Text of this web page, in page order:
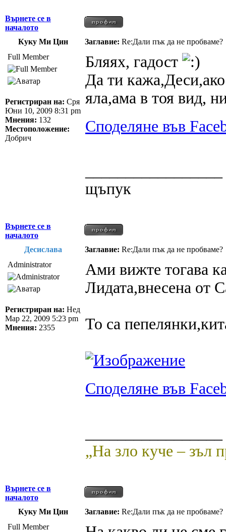
Върнете се в
началото
Куку Ми Цин
Заглавие: Re:Дали пък да не пробваме?
Full Member
Регистриран на: Сря
Юни 10, 2009 8:31 pm
Мнения: 132
Местоположение:
Добрич
Бляях, гадост
Да ти
яла,ама в тоя вид,
Споделяне във
щъпук
Върнете се в
началото
Десислава
Заглавие: Re:Дали пък да не пробваме?
Administrator
Регистриран на: Нед
Мар 22, 2009 5:23 pm
Мнения: 2355
Ами вижте тогава
Лидата,внесена от
То са
Споделяне във
„На зло куче – зъл
Върнете се в
началото
Куку Ми Цин
Заглавие: Re:Дали пък да не пробваме?
Full Member